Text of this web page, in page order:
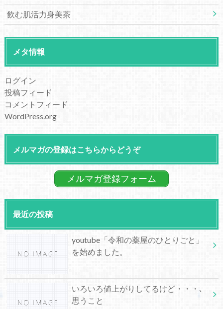
飲む肌活力身美茶
メタ情報
ログイン
投稿フィード
コメントフィード
WordPress.org
メルマガの登録はこちらからどうぞ
メルマガ登録フォーム
最近の投稿
youtube「令和の薬屋のひとりごと」
を始めました。
いろいろ値上がりしてるけど・・・､
思うこと